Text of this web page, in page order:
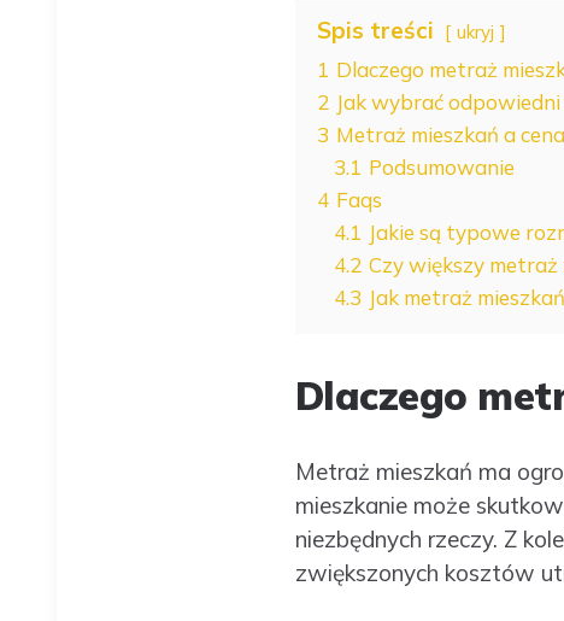
Spis treści ukryj
1 Dlaczego metraż
2 Jak wybrać
3 Metraż mieszkań a cena
3.1 Podsumowanie
4 Faqs
4.1 Jakie są typowe
4.2 Czy większy
4.3 Jak metraż
Dlaczego
Metraż mieszkań ma
mieszkanie może
niezbędnych rzeczy. Z
zwiększonych kosztów